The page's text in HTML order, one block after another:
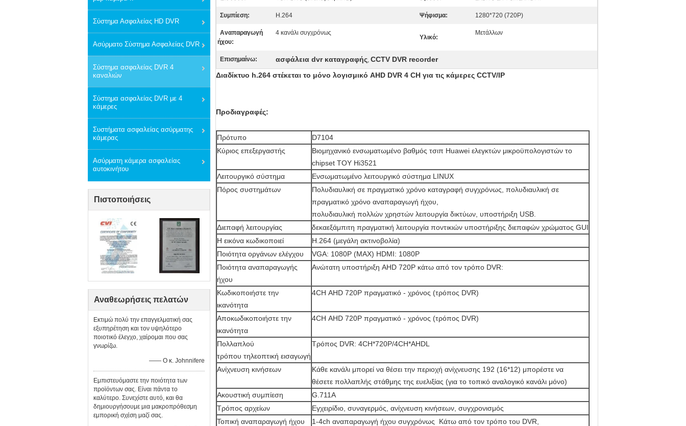
Σύστημα Ασφαλείας HD DVR
Ασύρματο Σύστημα Ασφαλείας DVR
Σύστημα ασφαλείας DVR 4
καναλιών
Σύστημα ασφαλείας DVR με 4
κάμερες
Συστήματα ασφαλείας ασύρματης
κάμερας
Ασύρματη κάμερα ασφαλείας
αυτοκινήτου
Πιστοποιήσεις
Αναθεωρήσεις πελατών
Εκτιμώ πολύ την επαγγελματική σας
εξυπηρέτηση και τον υψηλότερο
ποιοτικό έλεγχο, χαίρομαι που σας
γνωρίζω.
—— Ο κ. Johnnifere
Εμπιστευόμαστε την ποιότητα των
προϊόντων σας. Είναι πάντα το
καλύτερο. Συνεχίστε αυτό, και θα
δημιουργήσουμε μια μακροπρόθεσμη
εμπορική σχέση μαζί σας.
Συμπίεση: H.264 Ψήφισμα: 1280*720 (720P)
Αναπαραγωγή
ήχου:
4 κανάλι συγχρόνως
Υλικό:
Μετάλλων
Επισημαίνω: ασφάλεια dvr καταγραφής, CCTV DVR recorder
Διαδίκτυο h.264 στέκεται το μόνο λογισμικό AHD DVR 4 CH για τις κάμερες CCTV/IP
Προδιαγραφές:
Πρότυπο
D7104
Κύριος επεξεργαστής
Βιομηχανικό ενσωματωμένο βαθμός τσιπ Huawei ελεγκτών μικροϋπολογιστών το
chipset ΤΟΥ Hi3521
Λειτουργικό σύστημα
Ενσωματωμένο λειτουργικό σύστημα LINUX
Πόρος συστημάτων
Πολυδιαυλική σε πραγματικό χρόνο καταγραφή συγχρόνως, πολυδιαυλική σε
πραγματικό χρόνο αναπαραγωγή ήχου,
πολυδιαυλική πολλών χρηστών λειτουργία δικτύων, υποστήριξη USB.
Διεπαφή λειτουργίας
δεκαεξάμπιτη πραγματική λειτουργία ποντικιών υποστήριξης διεπαφών χρώματος GUI
Η εικόνα κωδικοποιεί
H.264 (μεγάλη ακτινοβολία)
Ποιότητα οργάνων ελέγχου
VGA: 1080P (MAX) HDMI: 1080P
Ποιότητα αναπαραγωγής
ήχου
Ανώτατη υποστήριξη AHD 720P κάτω από τον τρόπο DVR:
Κωδικοποιήστε την
ικανότητα
4CH AHD 720P πραγματικό - χρόνος (τρόπος DVR)
Αποκωδικοποιήστε την
ικανότητα
4CH AHD 720P πραγματικό - χρόνος (τρόπος DVR)
Πολλαπλού
τρόπου τηλεοπτική εισαγωγή
Τρόπος DVR: 4CH*720P/4CH*AHDL
Ανίχνευση κινήσεων
Κάθε κανάλι μπορεί να θέσει την περιοχή ανίχνευσης 192 (16*12) μπορέστε να
θέσετε πολλαπλής στάθμης της ευελιξίας (για το τοπικό αναλογικό κανάλι μόνο)
Ακουστική συμπίεση
G.711A
Τρόπος αρχείων
Εγχειρίδιο, συναγερμός, ανίχνευση κινήσεων, συγχρονισμός
Τοπική αναπαραγωγή ήχου
1-4ch αναπαραγωγή ήχου συγχρόνως Κάτω από τον τρόπο του DVR,